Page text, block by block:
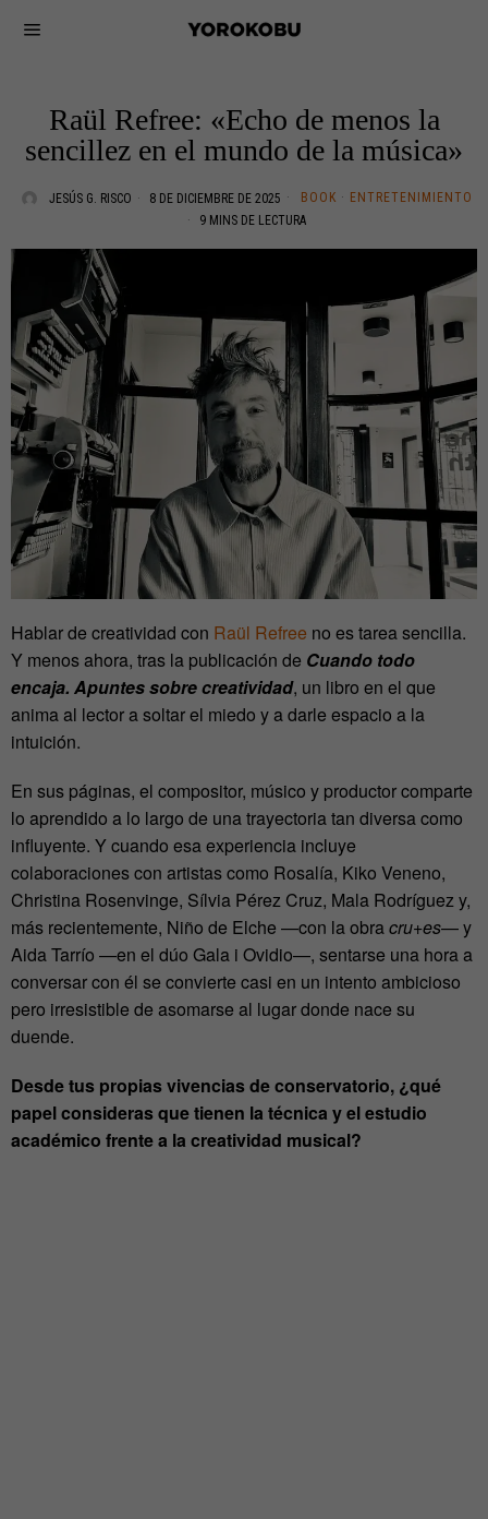
Raül Refree: «Echo de menos la
sencillez en el mundo de la música»
JESÚS G. RISCO 8 DE DICIEMBRE DE 2025 BOOK · ENTRETENIMIENTO
9 MINS DE LECTURA
Hablar de creatividad con Raül Refree no es tarea sencilla.
Y menos ahora, tras la publicación de Cuando todo
encaja. Apuntes sobre creatividad, un libro en el que
anima al lector a soltar el miedo y a darle espacio a la
intuición.
En sus páginas, el compositor, músico y productor comparte
lo aprendido a lo largo de una trayectoria tan diversa como
influyente. Y cuando esa experiencia incluye
colaboraciones con artistas como Rosalía, Kiko Veneno,
Christina Rosenvinge, Sílvia Pérez Cruz, Mala Rodríguez y,
más recientemente, Niño de Elche —con la obracru+es— y
Aida Tarrío —en el dúo Gala i Ovidio—, sentarse una hora a
conversar con él se convierte casi en un intento ambicioso
pero irresistible de asomarse al lugar donde nace su
duende.
Desde tus propias vivencias de conservatorio, ¿qué
papel consideras que tienen la técnica y el estudio
académico frente a la creatividad musical?